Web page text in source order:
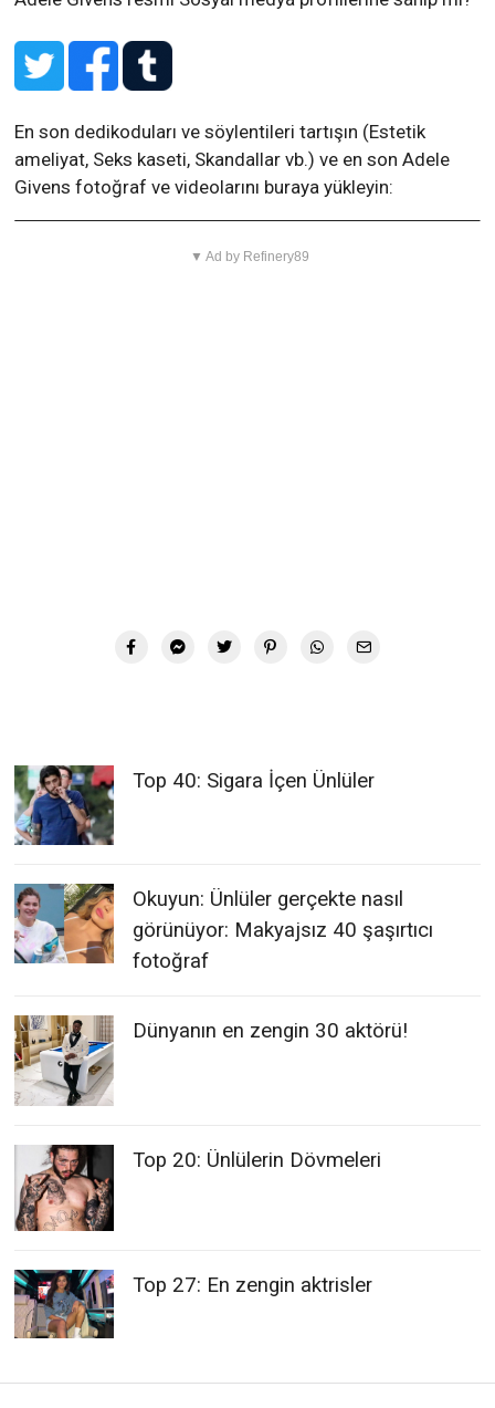
En son dedikoduları ve söylentileri tartışın (Estetik
ameliyat, Seks kaseti, Skandallar vb.) ve en son Adele
Givens fotoğraf ve videolarını buraya yükleyin:
▼ Ad by Refinery89
Top 40: Sigara İçen Ünlüler
Okuyun: Ünlüler gerçekte nasıl
görünüyor: Makyajsız 40 şaşırtıcı
fotoğraf
Dünyanın en zengin 30 aktörü!
Top 20: Ünlülerin Dövmeleri
Top 27: En zengin aktrisler